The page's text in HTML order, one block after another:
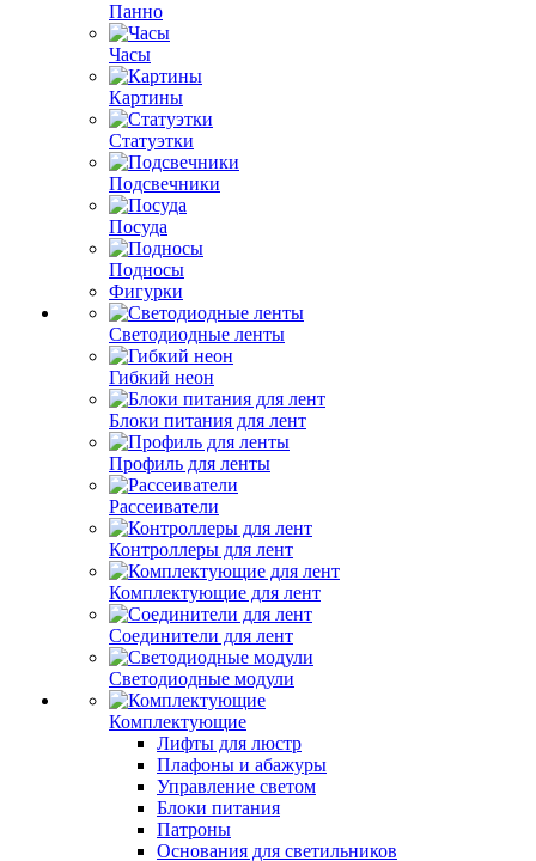
Панно
Часы
Картины
Статуэтки
Подсвечники
Посуда
Подносы
Фигурки
Светодиодные ленты
Гибкий неон
Блоки питания для лент
Профиль для ленты
Рассеиватели
Контроллеры для лент
Комплектующие для лент
Соединители для лент
Светодиодные модули
Комплектующие
Лифты для люстр
Плафоны и абажуры
Управление светом
Блоки питания
Патроны
Основания для светильников